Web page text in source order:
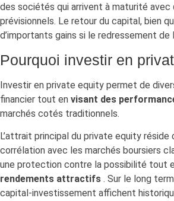
des sociétés qui arrivent à maturité avec
prévisionnels. Le retour du capital, bien
d’importants gains si le redressement de
Pourquoi investir en
Investir en private equity permet de
financier tout en visant des
marchés cotés traditionnels.
L’attrait principal du private equity réside
corrélation avec les marchés boursiers
une protection contre la possibilité tout
rendements attractifs . Sur le long
capital-investissement affichent